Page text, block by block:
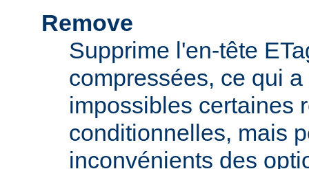
Remove
Supprime l'en-tête
compressées, ce qui
impossibles certaines
conditionnelles, mais
inconvénients des